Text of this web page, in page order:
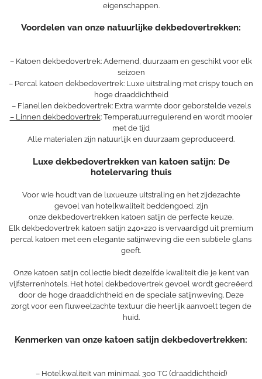
eigenschappen.
Voordelen van onze natuurlijke dekbedovertrekken:
– Katoen dekbedovertrek: Ademend, duurzaam en geschikt voor elk
seizoen
– Percal katoen dekbedovertrek: Luxe uitstraling met crispy touch en
hoge draaddichtheid
– Flanellen dekbedovertrek: Extra warmte door geborstelde vezels
– Linnen dekbedovertrek: Temperatuurregulerend en wordt mooier
met de tijd
Alle materialen zijn natuurlijk en duurzaam geproduceerd.
Luxe dekbedovertrekken van katoen satijn: De
hotelervaring thuis
Voor wie houdt van de luxueuze uitstraling en het zijdezachte
gevoel van hotelkwaliteit beddengoed, zijn
onze dekbedovertrekken katoen satijn de perfecte keuze.
Elk dekbedovertrek katoen satijn 240×220 is vervaardigd uit premium
percal katoen met een elegante satijnweving die een subtiele glans
geeft.
Onze katoen satijn collectie biedt dezelfde kwaliteit die je kent van
vijfsterrenhotels. Het hotel dekbedovertrek gevoel wordt gecreëerd
door de hoge draaddichtheid en de speciale satijnweving. Deze
zorgt voor een fluweelzachte textuur die heerlijk aanvoelt tegen de
huid.
Kenmerken van onze katoen satijn dekbedovertrekken:
– Hotelkwaliteit van minimaal 300 TC (draaddichtheid)